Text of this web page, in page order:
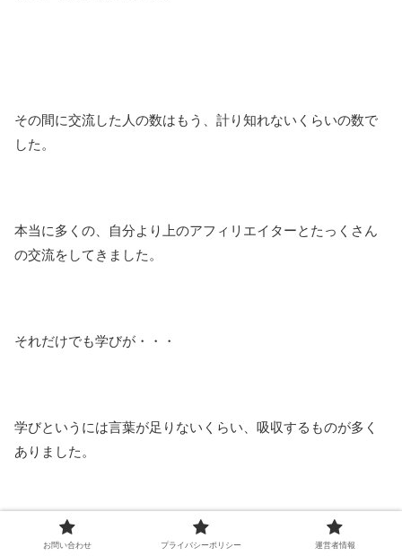
その間に交流した人の数はもう、計り知れないくらいの数で
した。
本当に多くの、自分より上のアフィリエイターとたっくさん
の交流をしてきました。
それだけでも学びが・・・
学びというには言葉が足りないくらい、吸収するものが多く
ありました。
お問い合わせ プライバシーポリシー 運営者情報